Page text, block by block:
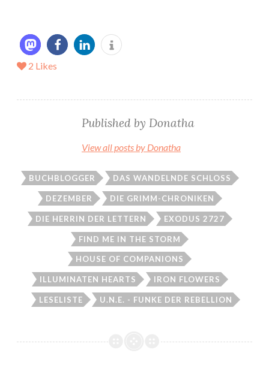
2 Likes
Published by Donatha
View all posts by Donatha
BUCHBLOGGER DAS WANDELNDE SCHLOSS
DEZEMBER DIE GRIMM-CHRONIKEN
DIE HERRIN DER LETTERN EXODUS 2727
FIND ME IN THE STORM
HOUSE OF COMPANIONS
ILLUMINATEN HEARTS IRON FLOWERS
LESELISTE U.N.E. - FUNKE DER REBELLION